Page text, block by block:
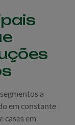
a
em constante
cases em